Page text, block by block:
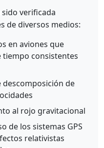
verificada
de diversos medios:
en aviones que
consistentes
descomposición de
al rojo gravitacional
de los sistemas GPS
relativistas